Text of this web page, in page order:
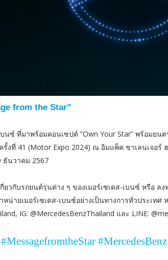
from the Star”
บนซ์ ที่มาพร้อมคอนเซปต์ “Own Your Star” พร้อมย
งที่ 41 (Motor Expo 2024) ณ อิมแพ็ค ชาเลนเจอร์
ธันวาคม 2567
ยวกับรถยนต์รุ่นต่าง ๆ ของเมอร์เซเดส-เบนซ์ หรือ ล
หน่ายเมอร์เซเดส-เบนซ์อย่างเป็นทางการทั่วประเท
IG: @MercedesBenzThailand และ LINE: